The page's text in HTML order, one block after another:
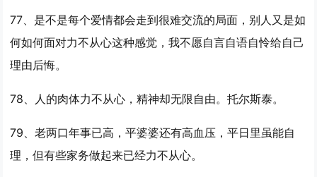
77、是不是每个爱情都会走到很难交流的局面，别人又是如
何如何面对力不从心这种感觉，我不愿自言自语自怜给自己
理由后悔。
78、人的肉体力不从心 ，精神却无限自由。托尔斯泰。
79、老两口年事已高，平婆婆还有高血压，平日里虽能自
理，但有些家务做起来已经力不从心。